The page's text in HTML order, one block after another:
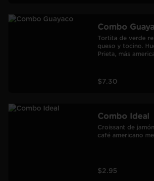
Combo
Tortita de verde
queso y tocino.
Prieta, más
$7.30
Combo Ideal
Croissant de
café americano
$2.95